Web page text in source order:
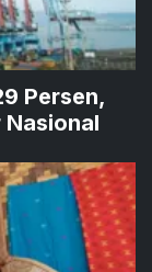
Persen,
Nasional